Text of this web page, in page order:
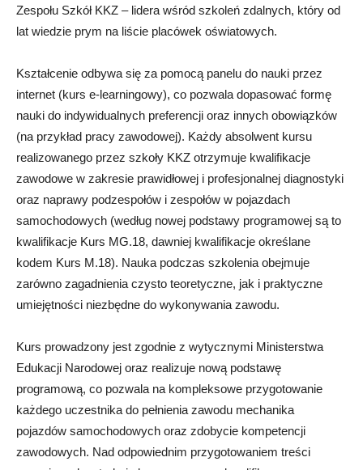
Zespołu Szkół KKZ – lidera wśród szkoleń zdalnych, który od
lat wiedzie prym na liście placówek oświatowych.
Kształcenie odbywa się za pomocą panelu do nauki przez
internet (kurs e-learningowy), co pozwala dopasować formę
nauki do indywidualnych preferencji oraz innych obowiązków
(na przykład pracy zawodowej). Każdy absolwent kursu
realizowanego przez szkoły KKZ otrzymuje kwalifikacje
zawodowe w zakresie prawidłowej i profesjonalnej diagnostyki
oraz naprawy podzespołów i zespołów w pojazdach
samochodowych (według nowej podstawy programowej są to
kwalifikacje Kurs MG.18, dawniej kwalifikacje określane
kodem Kurs M.18). Nauka podczas szkolenia obejmuje
zarówno zagadnienia czysto teoretyczne, jak i praktyczne
umiejętności niezbędne do wykonywania zawodu.
Kurs prowadzony jest zgodnie z wytycznymi Ministerstwa
Edukacji Narodowej oraz realizuje nową podstawę
programową, co pozwala na kompleksowe przygotowanie
każdego uczestnika do pełnienia zawodu mechanika
pojazdów samochodowych oraz zdobycie kompetencji
zawodowych. Nad odpowiednim przygotowaniem treści